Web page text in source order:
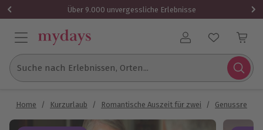
Über 9.000 unvergessliche Erlebnisse
Benutzerkonto
Suche nach Erlebnissen, Orten...
Home / Kurzurlaub / Romantische Auszeit für zwei / Genussreisen